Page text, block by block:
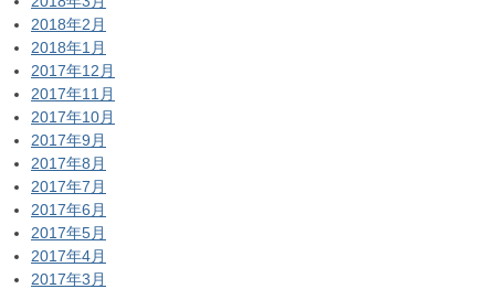
2018年2月
2018年1月
2017年12月
2017年11月
2017年10月
2017年9月
2017年8月
2017年7月
2017年6月
2017年5月
2017年4月
2017年3月